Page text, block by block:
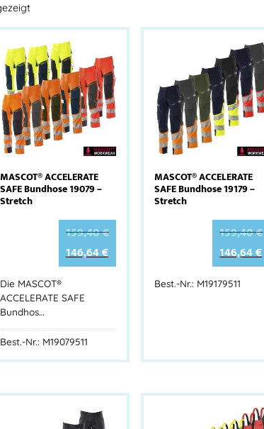
MASCOT® ACCELERATE
SAFE Bundhose 19079 –
Stretch
159,40€
146,64€
Die MASCOT®
ACCELERATE SAFE
Bundhos…
Best.-Nr.: M19079511
MASCOT® ACCELERATE
SAFE Bundhose 19179 –
Stretch
159,40€
146,64€
Best.-Nr.: M19179511